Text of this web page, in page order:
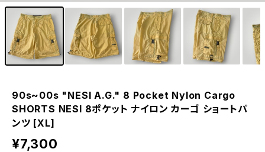
90s~00s "NESI A.G." 8 Pocket Nylon Cargo
SHORTS NESI 8ポケット ナイロン カーゴ ショートパ
ンツ [XL]
¥7,300